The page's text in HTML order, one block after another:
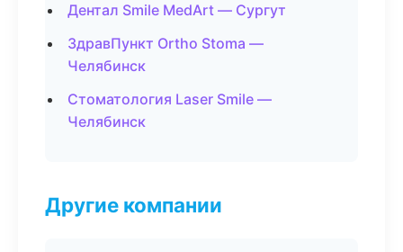
Дентал Smile MedArt — Сургут
ЗдравПункт Ortho Stoma —
Челябинск
Стоматология Laser Smile —
Челябинск
Другие компании